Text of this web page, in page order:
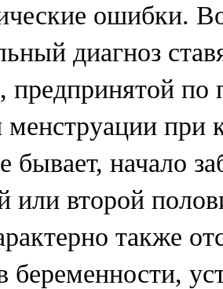
ошибки.
диагноз
предпринятой по
менструации при
бывает, начало
или второй
также
беременности,